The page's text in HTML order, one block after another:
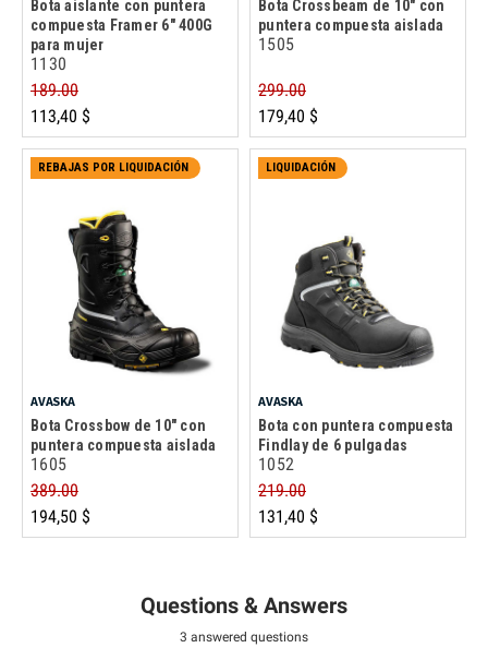
Bota aislante con puntera
compuesta Framer 6" 400G
para mujer
1130
189.00
113,40 $
Bota Crossbeam de 10" con
puntera compuesta aislada
1505
299.00
179,40 $
REBAJAS POR LIQUIDACIÓN
AVASKA
Bota Crossbow de 10" con
puntera compuesta aislada
1605
389.00
194,50 $
LIQUIDACIÓN
AVASKA
Bota con puntera compuesta
Findlay de 6 pulgadas
1052
219.00
131,40 $
Questions & Answers
3 answered questions